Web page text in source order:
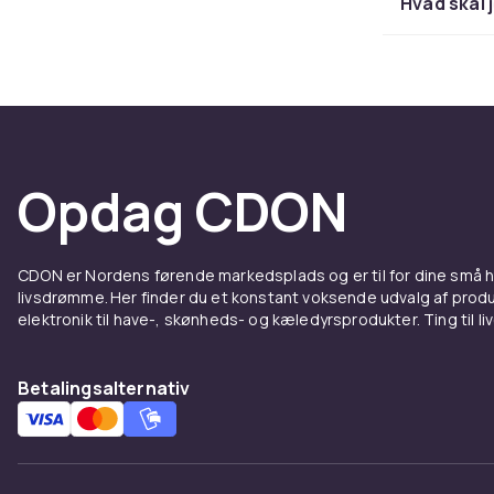
men også
asfalt. De er
et stort
Opdag CDON
CDON er Nordens førende markedsplads og er til for dine små
livsdrømme. Her finder du et konstant voksende udvalg af
elektronik til have-, skønheds- og kæledyrsprodukter. Ting til
Betalingsalternativ